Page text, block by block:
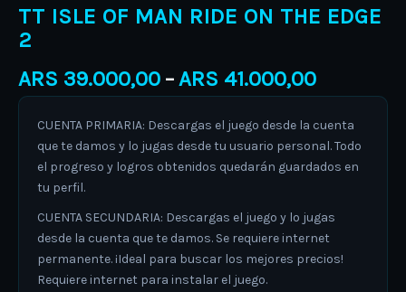
TT ISLE OF MAN RIDE ON THE EDGE
2
ARS 39.000,00 –ARS 41.000,00
CUENTA PRIMARIA: Descargas el juego desde la cuenta
que te damos y lo jugas desde tu usuario personal. Todo
el progreso y logros obtenidos quedarán guardados en
tu perfil.
CUENTA SECUNDARIA: Descargas el juego y lo jugas
desde la cuenta que te damos. Se requiere internet
permanente. ¡Ideal para buscar los mejores precios!
Requiere internet para instalar el juego.